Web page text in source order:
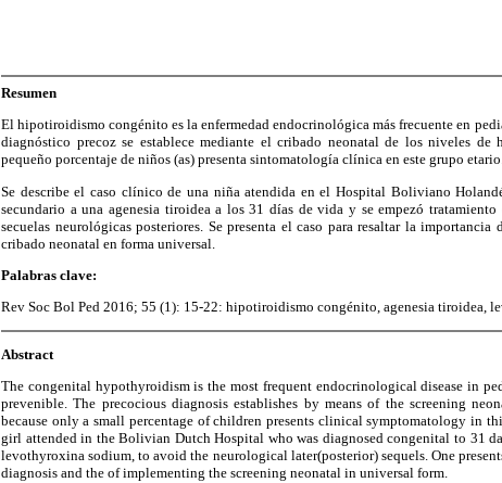
Resumen
El hipotiroidismo congénito es la enfermedad endocrinológica más frecuente en
diagnóstico precoz se establece mediante el cribado neonatal de los niveles de
pequeño porcentaje de niños (as) presenta sintomatología clínica en este grupo
Se describe el caso clínico de una niña atendida en el Hospital Boliviano
secundario a una agenesia tiroidea a los 31 días de vida y se empezó
secuelas neurológicas posteriores. Se presenta el caso para resaltar la
cribado neonatal en forma universal.
Palabras clave:
Rev Soc Bol Ped 2016; 55 (1): 15-22: hipotiroidismo congénito, agenesia tiroidea,
Abstract
The congenital hypothyroidism is the most frequent endocrinological disease in
prevenible. The precocious diagnosis establishes by means of the screening
because only a small percentage of children presents clinical symptomatology in
girl attended in the Bolivian Dutch Hospital who was diagnosed congenital to 31
levothyroxina sodium, to avoid the neurological later(posterior) sequels. One
diagnosis and the of implementing the screening neonatal in universal form.